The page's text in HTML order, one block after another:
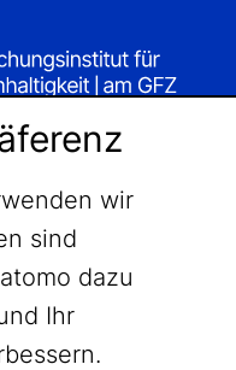
wir
sind
dazu
Ihr